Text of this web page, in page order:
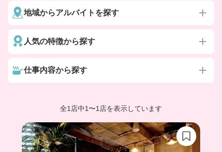
地域からアルバイトを探す
人気の特徴から探す
仕事内容から探す
全1店中1 〜1店を表示しています